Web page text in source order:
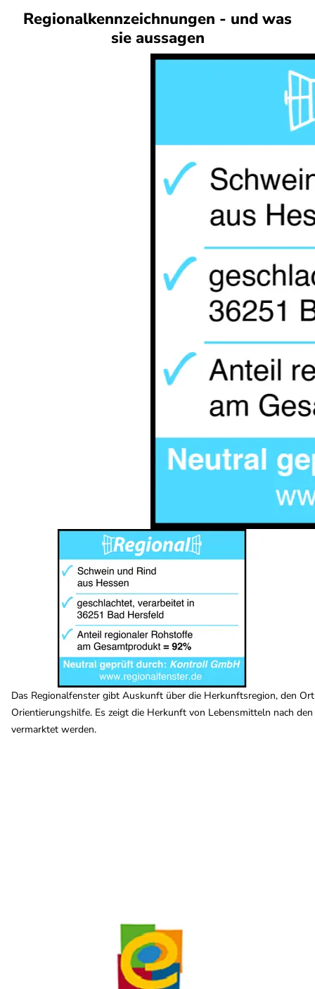
Regionalkennzeichnungen - und was
sie aussagen
Das Regionalfenster gibt Auskunft über die Herkunftsregion, den
Orientierungshilfe. Es zeigt die Herkunft von Lebensmitteln nach
vermarktet werden.